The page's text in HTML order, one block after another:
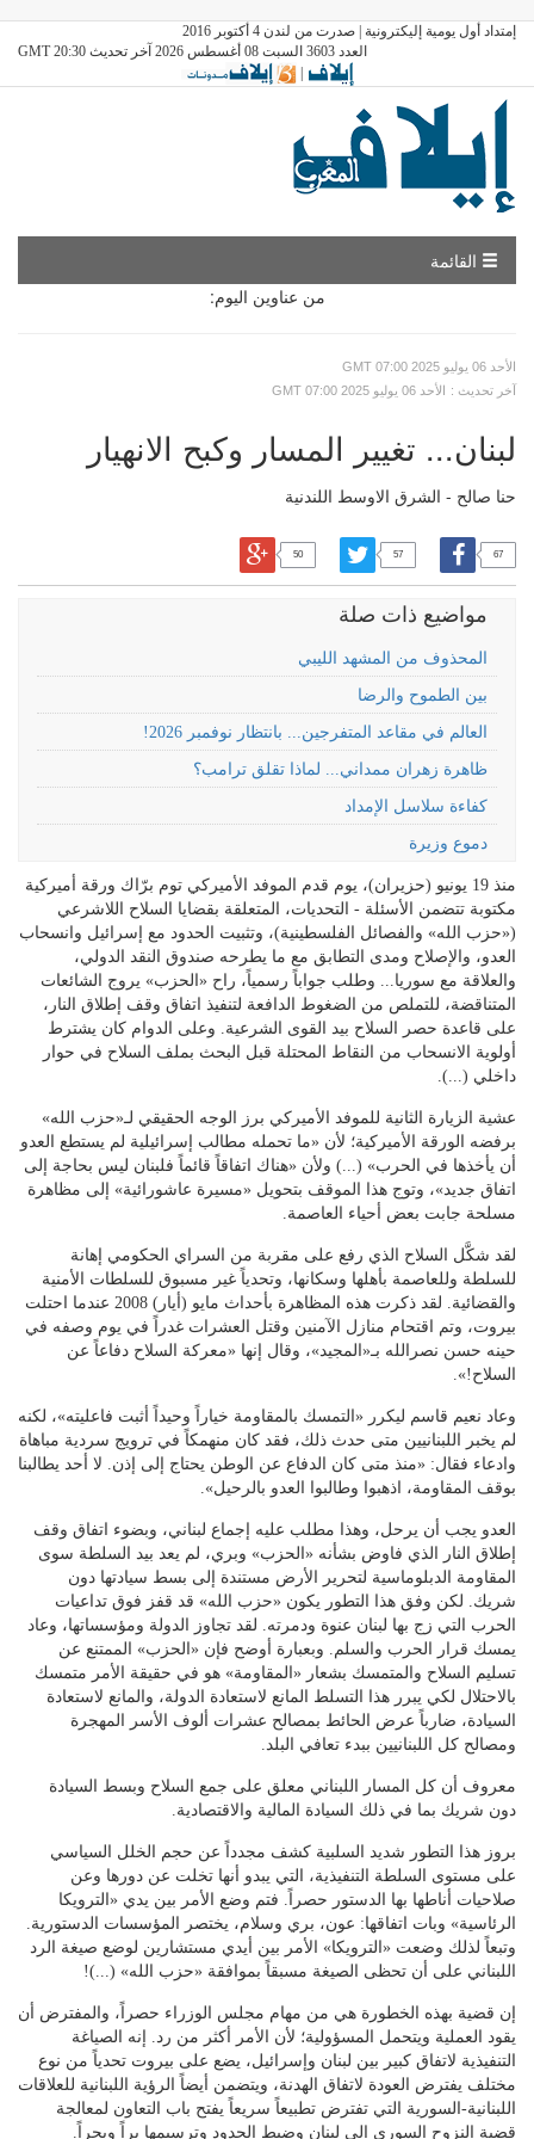
إمتداد أول يومية إليكترونية | صدرت من لندن 4 أكتوبر 2016
العدد 3603 السبت 08 أغسطس 2026 آخر تحديث GMT 20:30
|
القائمة
من عناوين اليوم:
GMT الأحد 06 يوليو 2025 07:00
GMT الأحد 06 يوليو 2025 07:00
: آخر تحديث
لبنان... تغيير المسار وكبح الانهيار
حنا صالح - الشرق الاوسط اللندنية
67
57
50
مواضيع ذات صلة
المحذوف من المشهد الليبي
بين الطموح والرضا
العالم في مقاعد المتفرجين... بانتظار نوفمبر 2026!
ظاهرة زهران ممداني... لماذا تقلق ترامب؟
كفاءة سلاسل الإمداد
دموع وزيرة
منذ 19 يونيو (حزيران)، يوم قدم الموفد الأميركي توم برّاك ورقة أميركية
مكتوبة تتضمن الأسئلة - التحديات، المتعلقة بقضايا السلاح اللاشرعي
(«حزب الله» والفصائل الفلسطينية)، وتثبيت الحدود مع إسرائيل وانسحاب
العدو، والإصلاح ومدى التطابق مع ما يطرحه صندوق النقد الدولي،
والعلاقة مع سوريا... وطلب جواباً رسمياً، راح «الحزب» يروج الشائعات
المتناقضة، للتملص من الضغوط الدافعة لتنفيذ اتفاق وقف إطلاق النار،
على قاعدة حصر السلاح بيد القوى الشرعية. وعلى الدوام كان يشترط
أولوية الانسحاب من النقاط المحتلة قبل البحث بملف السلاح في حوار
داخلي (...).
عشية الزيارة الثانية للموفد الأميركي برز الوجه الحقيقي لـ«حزب الله»
برفضه الورقة الأميركية؛ لأن «ما تحمله مطالب إسرائيلية لم يستطع العدو
أن يأخذها في الحرب» (...) ولأن «هناك اتفاقاً قائماً فلبنان ليس بحاجة إلى
اتفاق جديد»، وتوج هذا الموقف بتحويل «مسيرة عاشورائية» إلى مظاهرة
مسلحة جابت بعض أحياء العاصمة.
لقد شكَّل السلاح الذي رفع على مقربة من السراي الحكومي إهانة
للسلطة وللعاصمة بأهلها وسكانها، وتحدياً غير مسبوق للسلطات الأمنية
والقضائية. لقد ذكرت هذه المظاهرة بأحداث مايو (أيار) 2008 عندما احتلت
بيروت، وتم اقتحام منازل الآمنين وقتل العشرات غدراً في يوم وصفه في
حينه حسن نصرالله بـ«المجيد»، وقال إنها «معركة السلاح دفاعاً عن
السلاح!».
وعاد نعيم قاسم ليكرر «التمسك بالمقاومة خياراً وحيداً أثبت فاعليته»، لكنه
لم يخبر اللبنانيين متى حدث ذلك، فقد كان منهمكاً في ترويج سردية مباهاة
وادعاء فقال: «منذ متى كان الدفاع عن الوطن يحتاج إلى إذن. لا أحد يطالبنا
بوقف المقاومة، اذهبوا وطالبوا العدو بالرحيل».
العدو يجب أن يرحل، وهذا مطلب عليه إجماع لبناني، وبضوء اتفاق وقف
إطلاق النار الذي فاوض بشأنه «الحزب» وبري، لم يعد بيد السلطة سوى
المقاومة الدبلوماسية لتحرير الأرض مستندة إلى بسط سيادتها دون
شريك. لكن وفق هذا التطور يكون «حزب الله» قد قفز فوق تداعيات
الحرب التي زج بها لبنان عنوة ودمرته. لقد تجاوز الدولة ومؤسساتها، وعاد
يمسك قرار الحرب والسلم. وبعبارة أوضح فإن «الحزب» الممتنع عن
تسليم السلاح والمتمسك بشعار «المقاومة» هو في حقيقة الأمر متمسك
بالاحتلال لكي يبرر هذا التسلط المانع لاستعادة الدولة، والمانع لاستعادة
السيادة، ضارباً عرض الحائط بمصالح عشرات ألوف الأسر المهجرة
ومصالح كل اللبنانيين ببدء تعافي البلد.
معروف أن كل المسار اللبناني معلق على جمع السلاح وبسط السيادة
دون شريك بما في ذلك السيادة المالية والاقتصادية.
بروز هذا التطور شديد السلبية كشف مجدداً عن حجم الخلل السياسي
على مستوى السلطة التنفيذية، التي يبدو أنها تخلت عن دورها وعن
صلاحيات أناطها بها الدستور حصراً. فتم وضع الأمر بين يدي «الترويكا
الرئاسية» وبات اتفاقها: عون، بري وسلام، يختصر المؤسسات الدستورية.
وتبعاً لذلك وضعت «الترويكا» الأمر بين أيدي مستشارين لوضع صيغة الرد
اللبناني على أن تحظى الصيغة مسبقاً بموافقة «حزب الله» (...)!
إن قضية بهذه الخطورة هي من مهام مجلس الوزراء حصراً، والمفترض أن
يقود العملية ويتحمل المسؤولية؛ لأن الأمر أكثر من رد. إنه الصياغة
التنفيذية لاتفاق كبير بين لبنان وإسرائيل، يضع على بيروت تحدياً من نوع
مختلف يفترض العودة لاتفاق الهدنة، ويتضمن أيضاً الرؤية اللبنانية للعلاقات
اللبنانية-السورية التي تفترض تطبيعاً سريعاً يفتح باب التعاون لمعالجة
قضية النزوح السوري إلى لبنان وضبط الحدود وترسيمها براً وبحراً.